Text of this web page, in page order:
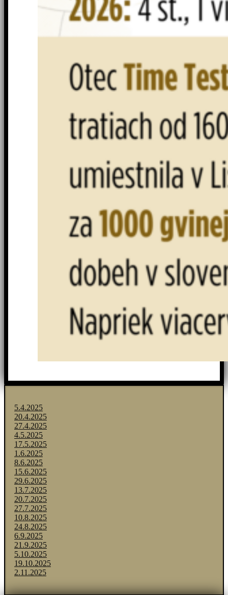
5.4.2025
20.4.2025
27.4.2025
4.5.2025
17.5.2025
1.6.2025
8.6.2025
15.6.2025
29.6.2025
13.7.2025
20.7.2025
27.7.2025
10.8.2025
24.8.2025
6.9.2025
21.9.2025
5.10.2025
19.10.2025
2.11.2025